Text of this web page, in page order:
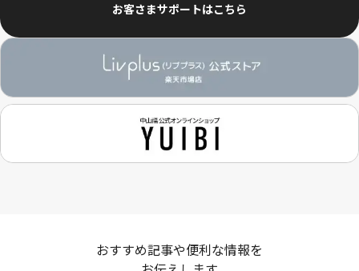
お客さまサポートはこちら
おすすめ記事や便利な情報を